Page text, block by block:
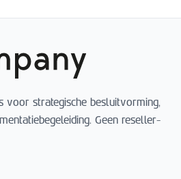
voor strategische besluitvorming,
Geen reseller-